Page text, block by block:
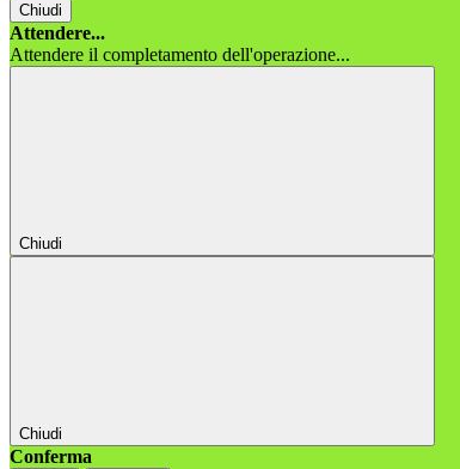
Chiudi
Attendere...
Attendere il completamento dell'operazione...
Chiudi
Chiudi
Conferma